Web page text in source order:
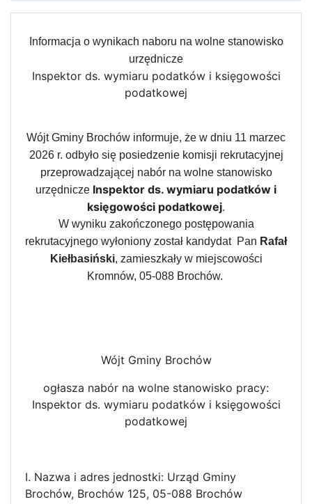
Informacja o wynikach naboru na wolne stanowisko
urzędnicze
Inspektor ds. wymiaru podatków i księgowości
podatkowej
Wójt Gminy Brochów informuje, że w dniu 11 marzec
2026 r. odbyło się posiedzenie komisji rekrutacyjnej
przeprowadzającej nabór na wolne stanowisko
urzędnicze Inspektor ds. wymiaru podatków i
księgowości podatkowej.
W wyniku zakończonego postępowania
rekrutacyjnego wyłoniony został kandydat Pan Rafał
Kiełbasiński, zamieszkały w miejscowości
Kromnów, 05-088 Brochów.
Wójt Gminy Brochów
ogłasza nabór na wolne stanowisko pracy:
Inspektor ds. wymiaru podatków i księgowości
podatkowej
I. Nazwa i adres jednostki: Urząd Gminy
Brochów, Brochów 125, 05-088 Brochów